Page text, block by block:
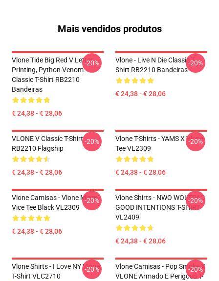
Mais vendidos produtos
Vlone Tide Big Red V Letter
Printing, Python Venom
Classic T-Shirt RB2210
Bandeiras
€ 24,38 - € 28,06
-20%
Vlone - Live N Die Classic T-
Shirt RB2210 Bandeiras
€ 24,38 - € 28,06
-20%
VLONE V Classic T-Shirt
RB2210 Flagship
€ 24,38 - € 28,06
-20%
Vlone T-Shirts - YAMS X Vlone
Tee VL2309
€ 24,38 - € 28,06
-20%
Vlone Camisas - Vlone Miami
Vice Tee Black VL2309
€ 24,38 - € 28,06
-20%
Vlone Shirts - NWO WOLFPAC
GOOD INTENTIONS T-SHIRT
VL2409
€ 24,38 - € 28,06
-20%
Vlone Shirts - I Love NY Vlone
T-Shirt VLC2710
-20%
Vlone Camisas - Pop Smoke X
VLONE Armado E Perigoso T-
-20%